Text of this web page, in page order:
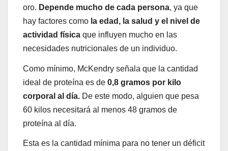
oro. Depende mucho de cada persona, ya que
hay factores como la edad, la salud y el nivel de
actividad física que influyen mucho en las
necesidades nutricionales de un individuo.
Como mínimo, McKendry señala que la cantidad
ideal de proteína es de 0,8 gramos por kilo
corporal al día. De este modo, alguien que pesa
60 kilos necesitará al menos 48 gramos de
proteína al día.
Esta es la cantidad mínima para no tener un déficit